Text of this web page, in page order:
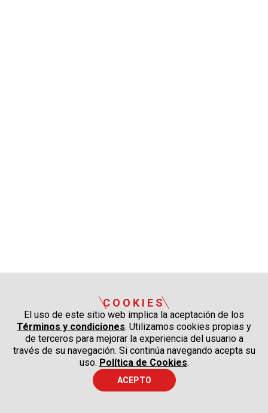
COOKIES
El uso de este sitio web implica la aceptación de los
Términos y condiciones. Utilizamos cookies propias y
de terceros para mejorar la experiencia del usuario a
través de su navegación. Si continúa navegando acepta su
uso. Política de Cookies.
ACEPTO